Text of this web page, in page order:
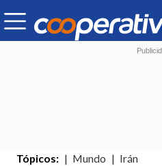
Tópicos: Mundo Irán